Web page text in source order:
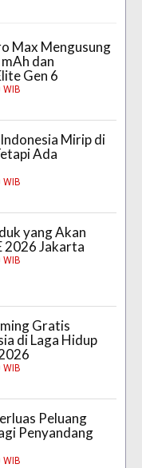
Max Mengusung
dan
Gen 6
Mirip di
Ada
yang Akan
2026 Jakarta
Gratis
di Laga Hidup
Peluang
Penyandang